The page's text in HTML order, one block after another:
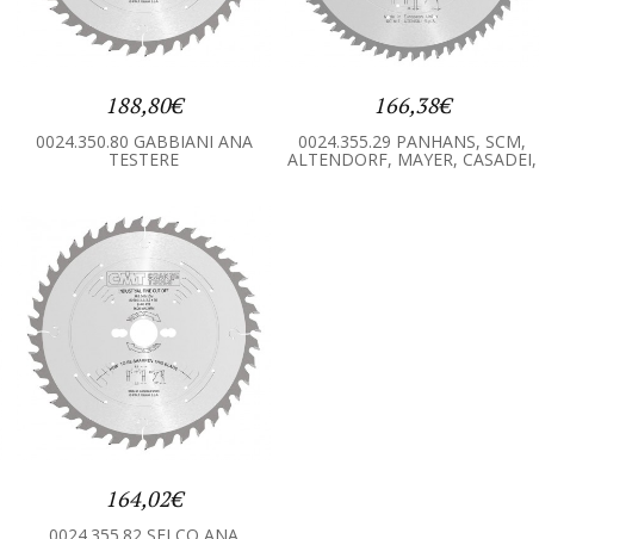
0024.350.80 GABBIANI ANA
TESTERE
188,80€
0024.355.29 PANHANS, SCM,
ALTENDORF, MAYER, CASADEI,
166,38€
164,02€